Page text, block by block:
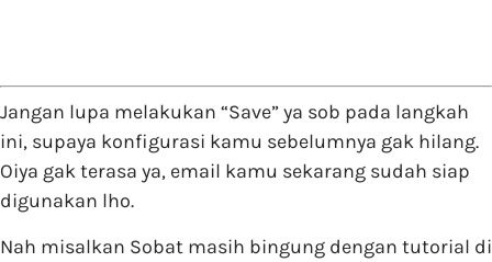
Jangan lupa melakukan “Save” ya sob pada langkah
ini, supaya konfigurasi kamu sebelumnya gak hilang.
Oiya gak terasa ya, email kamu sekarang sudah siap
digunakan lho.
Nah misalkan Sobat masih bingung dengan tutorial di